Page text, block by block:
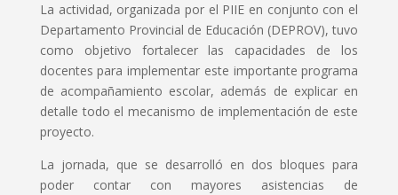
La actividad, organizada por el PIIE en conjunto con el
Departamento Provincial de Educación (DEPROV), tuvo
como objetivo fortalecer las capacidades de los
docentes para implementar este importante programa
de acompañamiento escolar, además de explicar en
detalle todo el mecanismo de implementación de este
proyecto.
La jornada, que se desarrolló en dos bloques para
poder contar con mayores asistencias de